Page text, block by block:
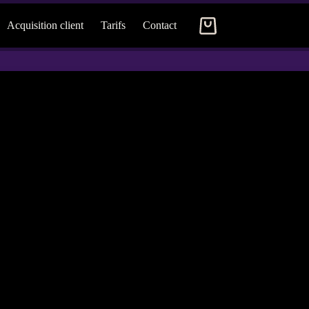
Acquisition client Tarifs Contact
Panier